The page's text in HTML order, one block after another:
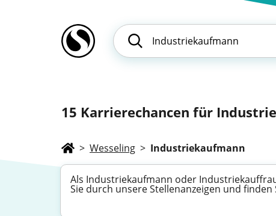
15 Karrierechancen für
> Wesseling > Industriekaufmann
Als Industriekaufmann oder
Sie durch unsere Stellenanzeigen und